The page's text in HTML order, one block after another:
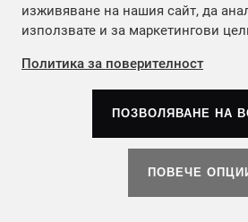
FACEBOOK
Copyrights © 2026Агенция
права
изживяване на нашия сайт, да
използвате и за маркетингови
Политика за поверителност
ПОЗВОЛЯВАНЕ НА
ПОВЕЧЕ